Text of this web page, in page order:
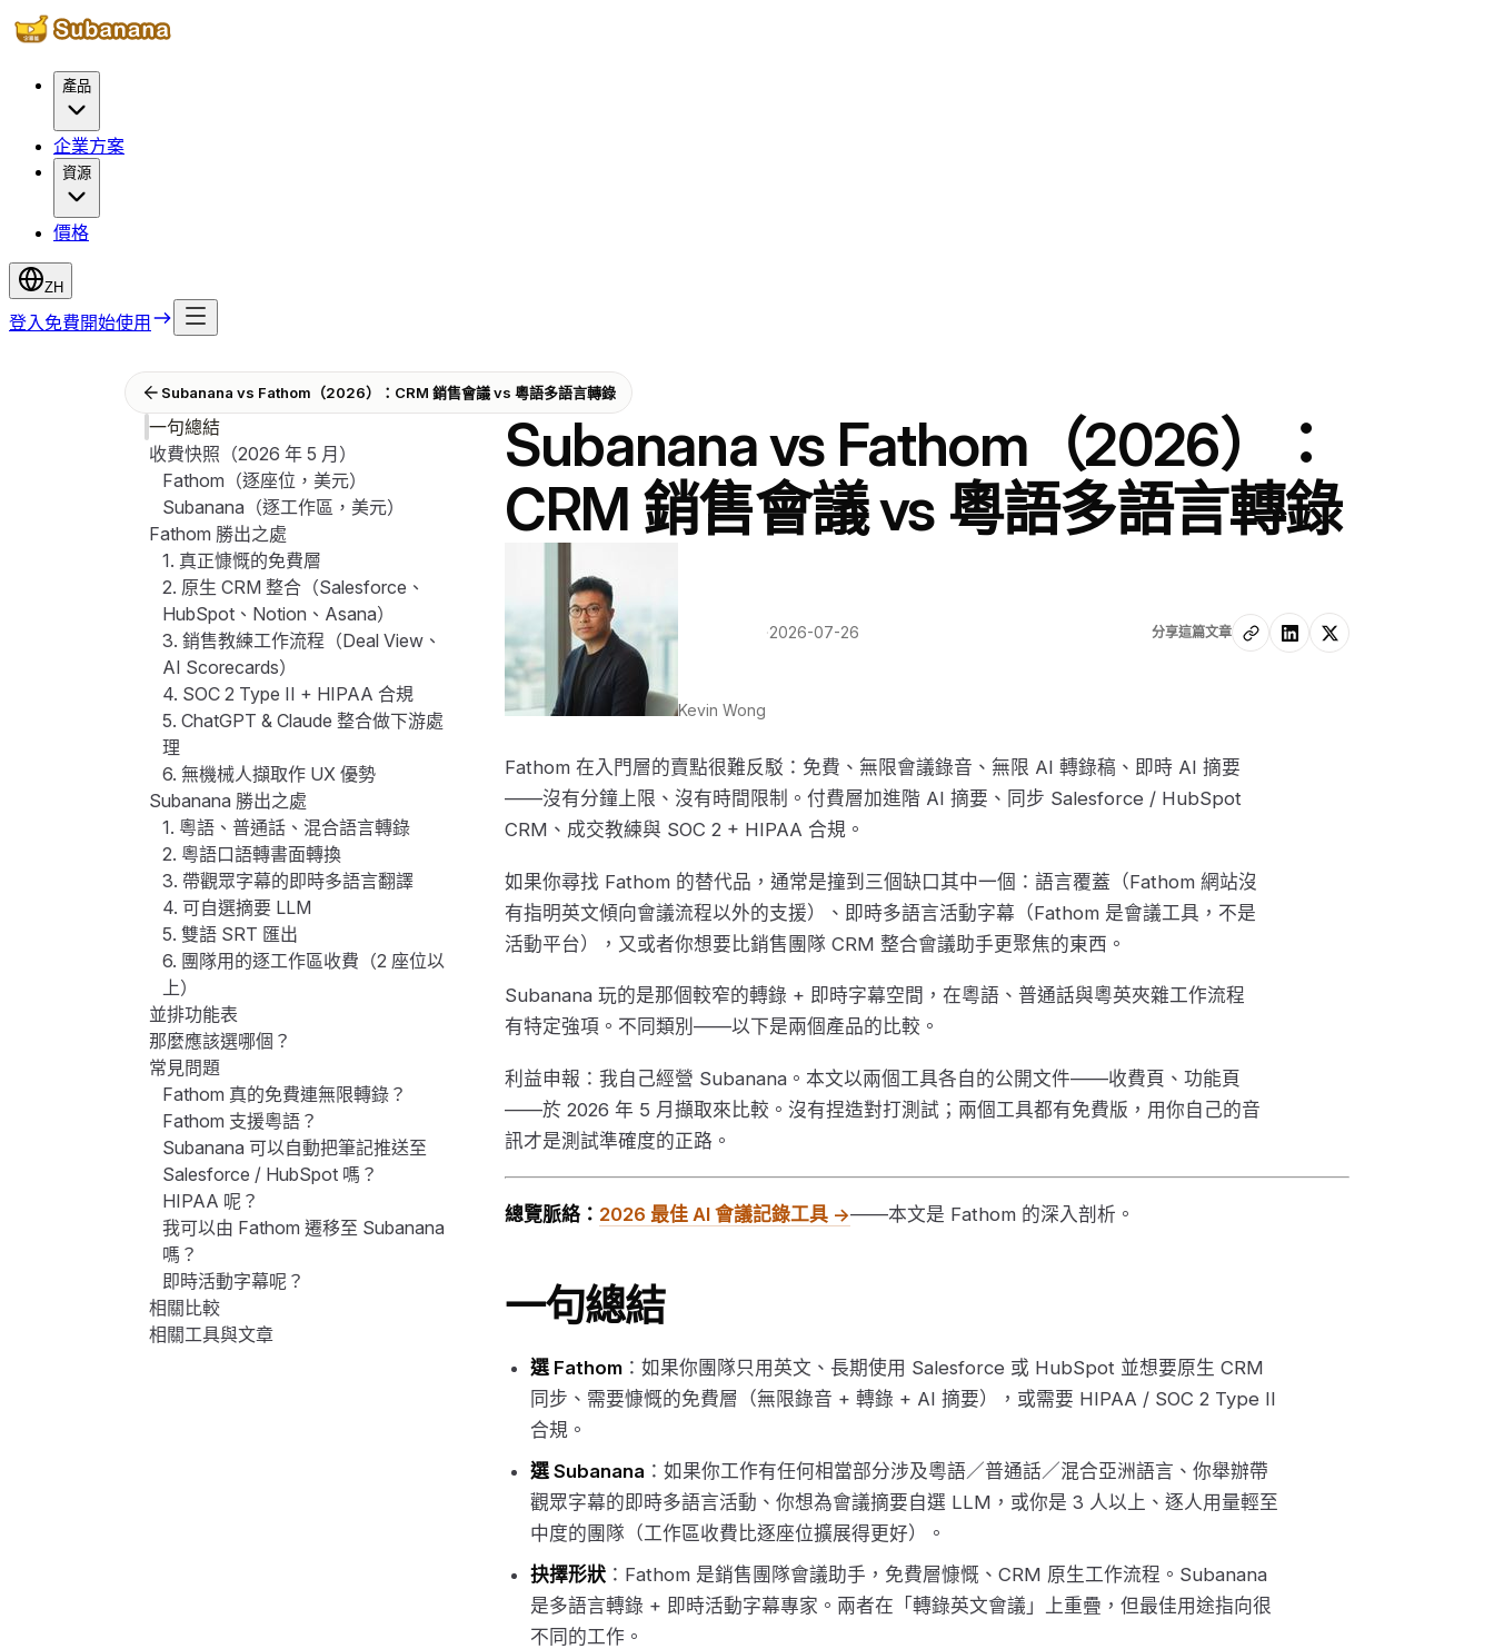
產品
企業方案
資源
價格
ZH
登入 免費開始使用
Subanana vs Fathom（2026）：CRM 銷售會議 vs 粵語多語言轉錄
一句總結
收費快照（2026 年 5 月）
Fathom（逐座位，美元）
Subanana（逐工作區，美元）
Fathom 勝出之處
1. 真正慷慨的免費層
2. 原生 CRM 整合（Salesforce、
HubSpot、Notion、Asana）
3. 銷售教練工作流程（Deal View、
AI Scorecards）
4. SOC 2 Type II + HIPAA 合規
5. ChatGPT & Claude 整合做下游處
理
6. 無機械人擷取作 UX 優勢
Subanana 勝出之處
1. 粵語、普通話、混合語言轉錄
2. 粵語口語轉書面轉換
3. 帶觀眾字幕的即時多語言翻譯
4. 可自選摘要 LLM
5. 雙語 SRT 匯出
6. 團隊用的逐工作區收費（2 座位以
上）
並排功能表
那麼應該選哪個？
常見問題
Fathom 真的免費連無限轉錄？
Fathom 支援粵語？
Subanana 可以自動把筆記推送至
Salesforce / HubSpot 嗎？
HIPAA 呢？
我可以由 Fathom 遷移至 Subanana
嗎？
即時活動字幕呢？
相關比較
相關工具與文章
Subanana vs Fathom（2026）：
CRM 銷售會議 vs 粵語多語言轉錄
Kevin Wong
·2026-07-26 分享這篇文章
Fathom 在入門層的賣點很難反駁：免費、無限會議錄音、無限 AI 轉錄稿、即時 AI 摘要
——沒有分鐘上限、沒有時間限制。付費層加進階 AI 摘要、同步 Salesforce / HubSpot
CRM、成交教練與 SOC 2 + HIPAA 合規。
如果你尋找 Fathom 的替代品，通常是撞到三個缺口其中一個：語言覆蓋（Fathom 網站沒
有指明英文傾向會議流程以外的支援）、即時多語言活動字幕（Fathom 是會議工具，不是
活動平台），又或者你想要比銷售團隊 CRM 整合會議助手更聚焦的東西。
Subanana 玩的是那個較窄的轉錄 + 即時字幕空間，在粵語、普通話與粵英夾雜工作流程
有特定強項。不同類別——以下是兩個產品的比較。
利益申報：我自己經營 Subanana。本文以兩個工具各自的公開文件——收費頁、功能頁
——於 2026 年 5 月擷取來比較。沒有捏造對打測試；兩個工具都有免費版，用你自己的音
訊才是測試準確度的正路。
總覽脈絡： 2026 最佳 AI 會議記錄工具 →——本文是 Fathom 的深入剖析。
一句總結
選 Fathom ：如果你團隊只用英文、長期使用 Salesforce 或 HubSpot 並想要原生 CRM
同步、需要慷慨的免費層（無限錄音 + 轉錄 + AI 摘要），或需要 HIPAA / SOC 2 Type II
合規。
選 Subanana ：如果你工作有任何相當部分涉及粵語／普通話／混合亞洲語言、你舉辦帶
觀眾字幕的即時多語言活動、你想為會議摘要自選 LLM，或你是 3 人以上、逐人用量輕至
中度的團隊（工作區收費比逐座位擴展得更好）。
抉擇形狀 ：Fathom 是銷售團隊會議助手，免費層慷慨、CRM 原生工作流程。Subanana
是多語言轉錄 + 即時活動字幕專家。兩者在「轉錄英文會議」上重疊，但最佳用途指向很
不同的工作。